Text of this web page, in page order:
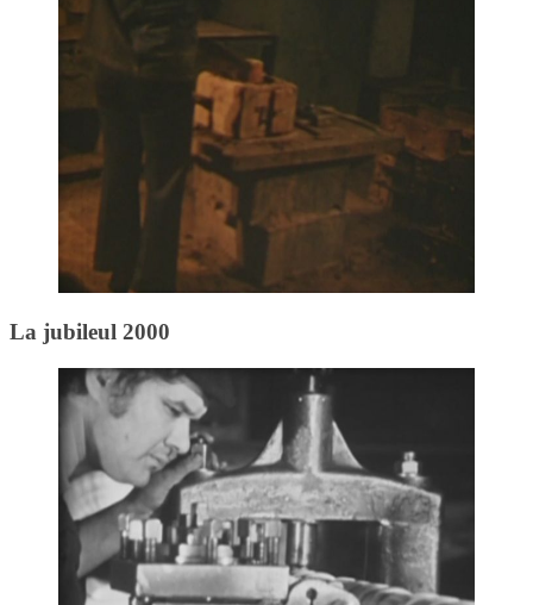
La jubileul 2000